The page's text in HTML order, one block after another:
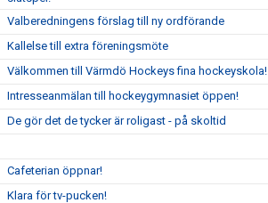
Valberedningens förslag till ny ordförande
Kallelse till extra föreningsmöte
Välkommen till Värmdö Hockeys fina hockeyskola!
Intresseanmälan till hockeygymnasiet öppen!
De gör det de tycker är roligast - på skoltid
Cafeterian öppnar!
Klara för tv-pucken!